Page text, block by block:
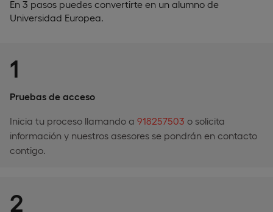
En 3 pasos puedes convertirte en un alumno de
Universidad Europea.
1
Pruebas de acceso
Inicia tu proceso llamando a 918257503 o solicita
información y nuestros asesores se pondrán en contacto
contigo.
2